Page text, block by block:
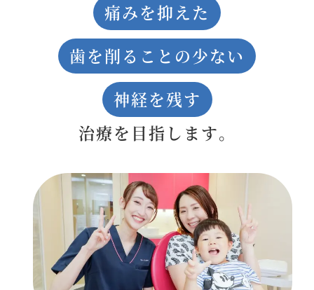
痛みを抑えた
歯を削ることの少ない
神経を残す
治療を目指します。